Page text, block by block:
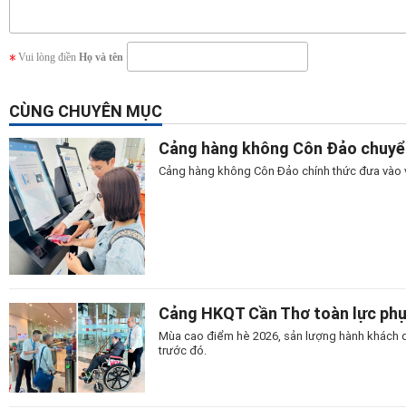
Vui lòng điền Họ và tên
CÙNG CHUYÊN MỤC
Cảng hàng không Côn Đảo
Cảng hàng không Côn Đảo chính thức đưa
Cảng HKQT Cần Thơ toàn lực
Mùa cao điểm hè 2026, sản lượng hành khách
trước đó.